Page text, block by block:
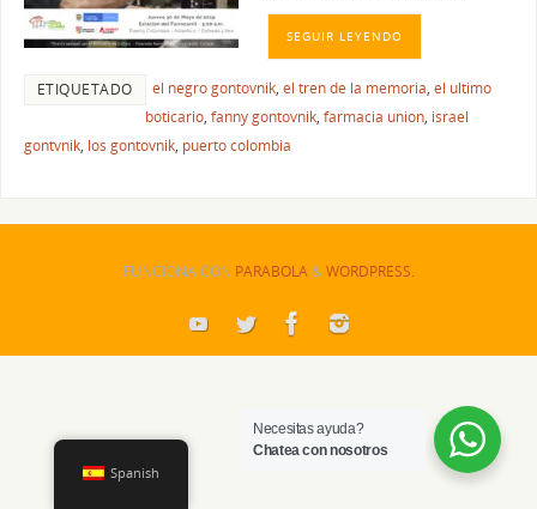
SEGUIR LEYENDO
ETIQUETADO el negro gontovnik, el tren de la memoria, el ultimo
boticario, fanny gontovnik, farmacia union, israel
gontvnik, los gontovnik, puerto colombia
FUNCIONA CON PARABOLA&WORDPRESS.
Spanish
Necesitas ayuda?
Chatea con nosotros